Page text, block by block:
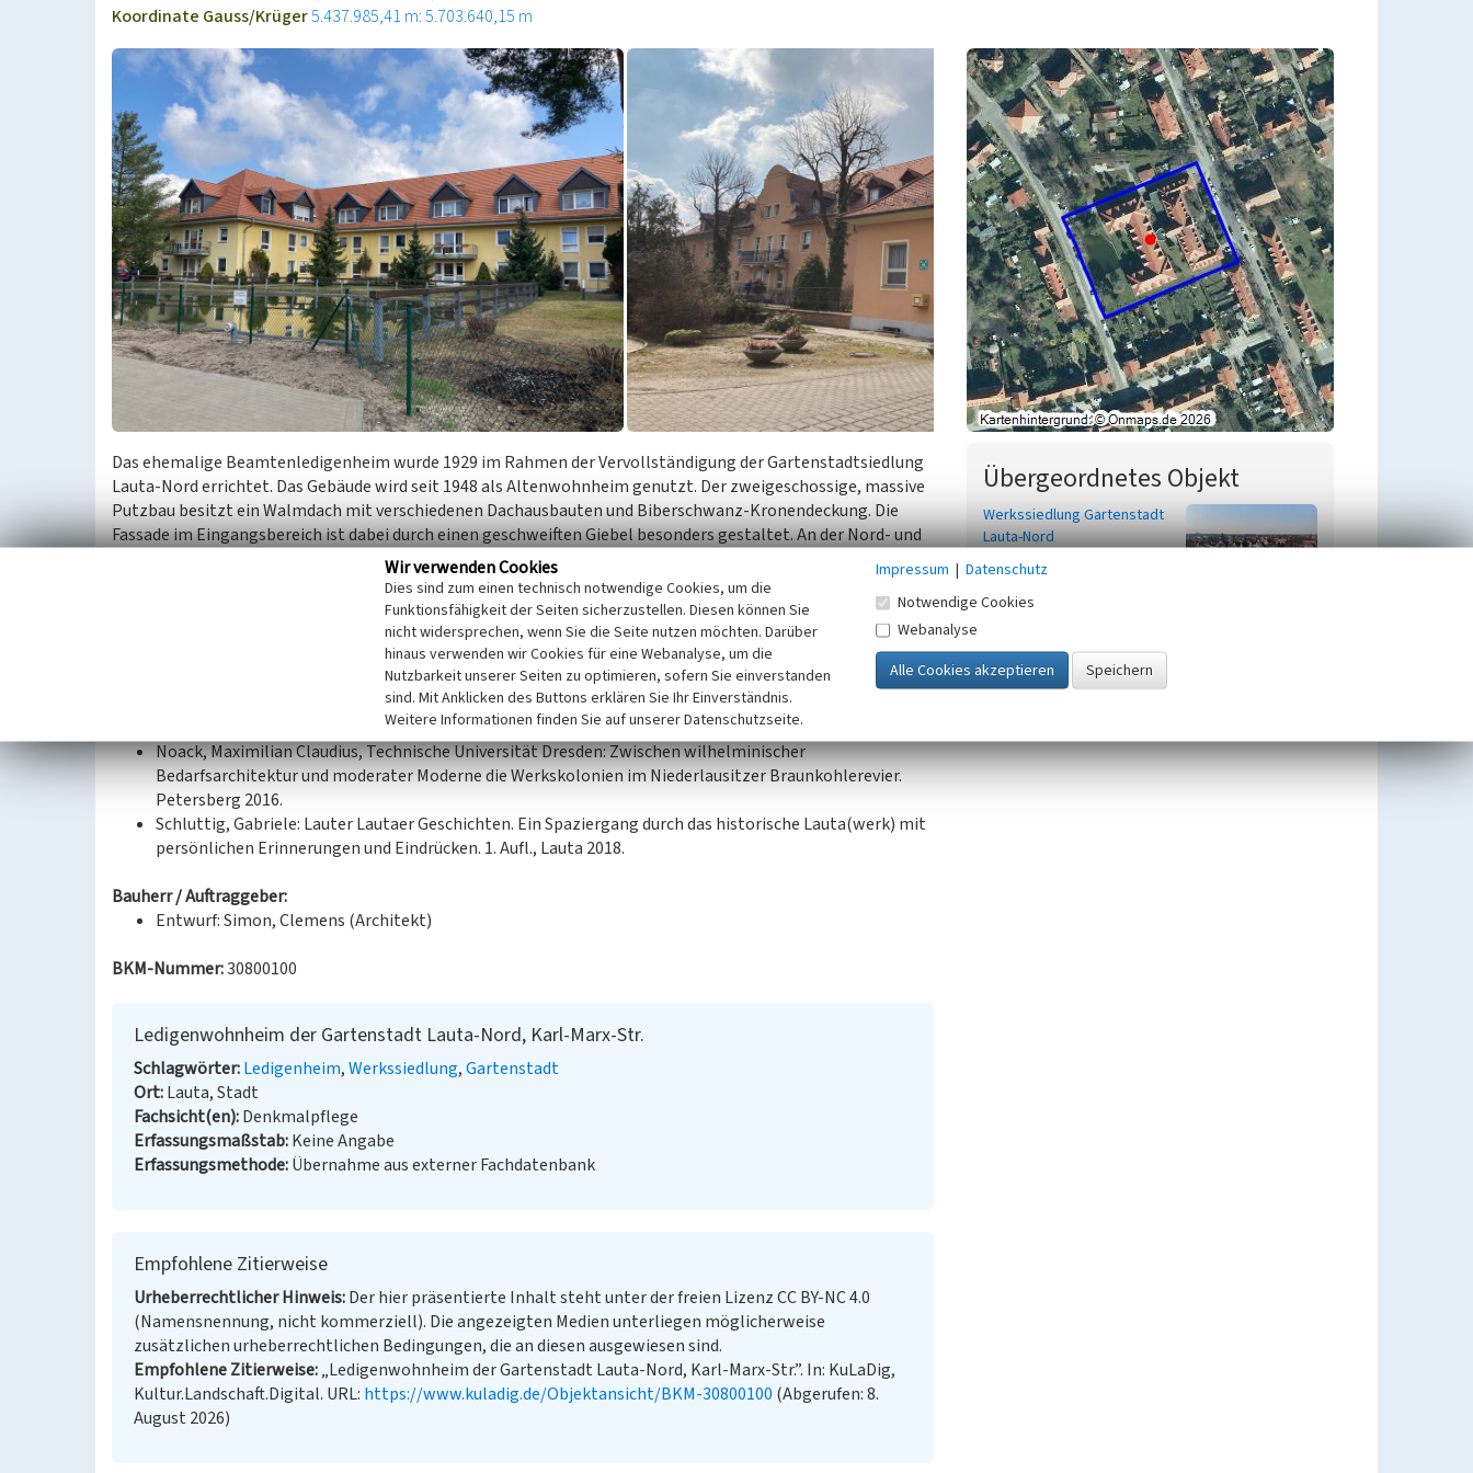
Koordinate Gauss/Krüger5.437.985,41 m: 5.703.640,15 m
Das ehemalige Beamtenledigenheim wurde 1929 im Rahmen der Vervollständigung der Gartenstadtsiedlung
Lauta-Nord errichtet. Das Gebäude wird seit 1948 als Altenwohnheim genutzt. Der zweigeschossige, massive
Putzbau besitzt ein Walmdach mit verschiedenen Dachausbauten und Biberschwanz-Kronendeckung. Die
Fassade im Eingangsbereich ist dabei durch einen geschweiften Giebel besonders gestaltet. An der Nord- und
Südseite befinden sich verschiedene eingeschossige Anbauten ebenfalls mit einem Satteldach.
(Kathrin Kruner, Landesamt für Denkmalpflege Sachsen, 2022)
Noack, Maximilian Claudius, Technische Universität Dresden: Zwischen wilhelminischer
Bedarfsarchitektur und moderater Moderne die Werkskolonien im Niederlausitzer Braunkohlerevier.
Petersberg 2016.
Schluttig, Gabriele: Lauter Lautaer Geschichten. Ein Spaziergang durch das historische Lauta(werk) mit
persönlichen Erinnerungen und Eindrücken. 1. Aufl., Lauta 2018.
Bauherr / Auftraggeber:
Entwurf: Simon, Clemens (Architekt)
BKM-Nummer:30800100
Ledigenwohnheim der Gartenstadt Lauta-Nord, Karl-Marx-Str.
Schlagwörter Ledigenheim Werkssiedlung Gartenstadt
Ort Lauta, Stadt
Fachsicht(en) Denkmalpflege
Erfassungsmaßstab Keine Angabe
Erfassungsmethode Übernahme aus externer Fachdatenbank
Empfohlene Zitierweise
Urheberrechtlicher Hinweis Der hier präsentierte Inhalt steht unter der freien Lizenz CC BY-NC 4.0
(Namensnennung, nicht kommerziell). Die angezeigten Medien unterliegen möglicherweise
zusätzlichen urheberrechtlichen Bedingungen, die an diesen ausgewiesen sind.
Empfohlene Zitierweise „Ledigenwohnheim der Gartenstadt Lauta-Nord, Karl-Marx-Str.”. In: KuLaDig,
Kultur.Landschaft.Digital. URL: https://www.kuladig.de/Objektansicht/BKM-30800100 (Abgerufen: 8.
August 2026)
Übergeordnetes Objekt
Werkssiedlung Gartenstadt
Lauta-Nord
Wir verwenden Cookies
Dies sind zum einen technisch notwendige Cookies, um die
Funktionsfähigkeit der Seiten sicherzustellen. Diesen können Sie
nicht widersprechen, wenn Sie die Seite nutzen möchten. Darüber
hinaus verwenden wir Cookies für eine Webanalyse, um die
Nutzbarkeit unserer Seiten zu optimieren, sofern Sie einverstanden
sind. Mit Anklicken des Buttons erklären Sie Ihr Einverständnis.
Weitere Informationen finden Sie auf unserer Datenschutzseite.
Impressum | Datenschutz
Notwendige Cookies
Webanalyse